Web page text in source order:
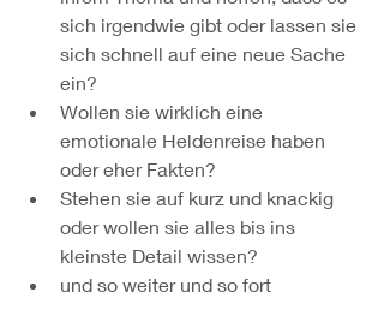
sich irgendwie gibt oder lassen sie
sich schnell auf eine neue Sache
ein?
Wollen sie wirklich eine
emotionale Heldenreise haben
oder eher Fakten?
Stehen sie auf kurz und knackig
oder wollen sie alles bis ins
kleinste Detail wissen?
und so weiter und so fort